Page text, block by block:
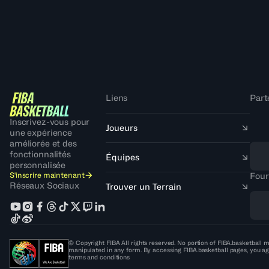
Inscrivez-vous pour
une expérience
améliorée et des
fonctionnalités
personnalisée
S'inscrire maintenant
Réseaux Sociaux
Liens
Joueurs
Équipes
Trouver un Terrain
© Copyright FIBA All rights reserved. No portion of FIBA.basketball
manipulated in any form. By accessing FIBA.basketball pages, you
terms and conditions